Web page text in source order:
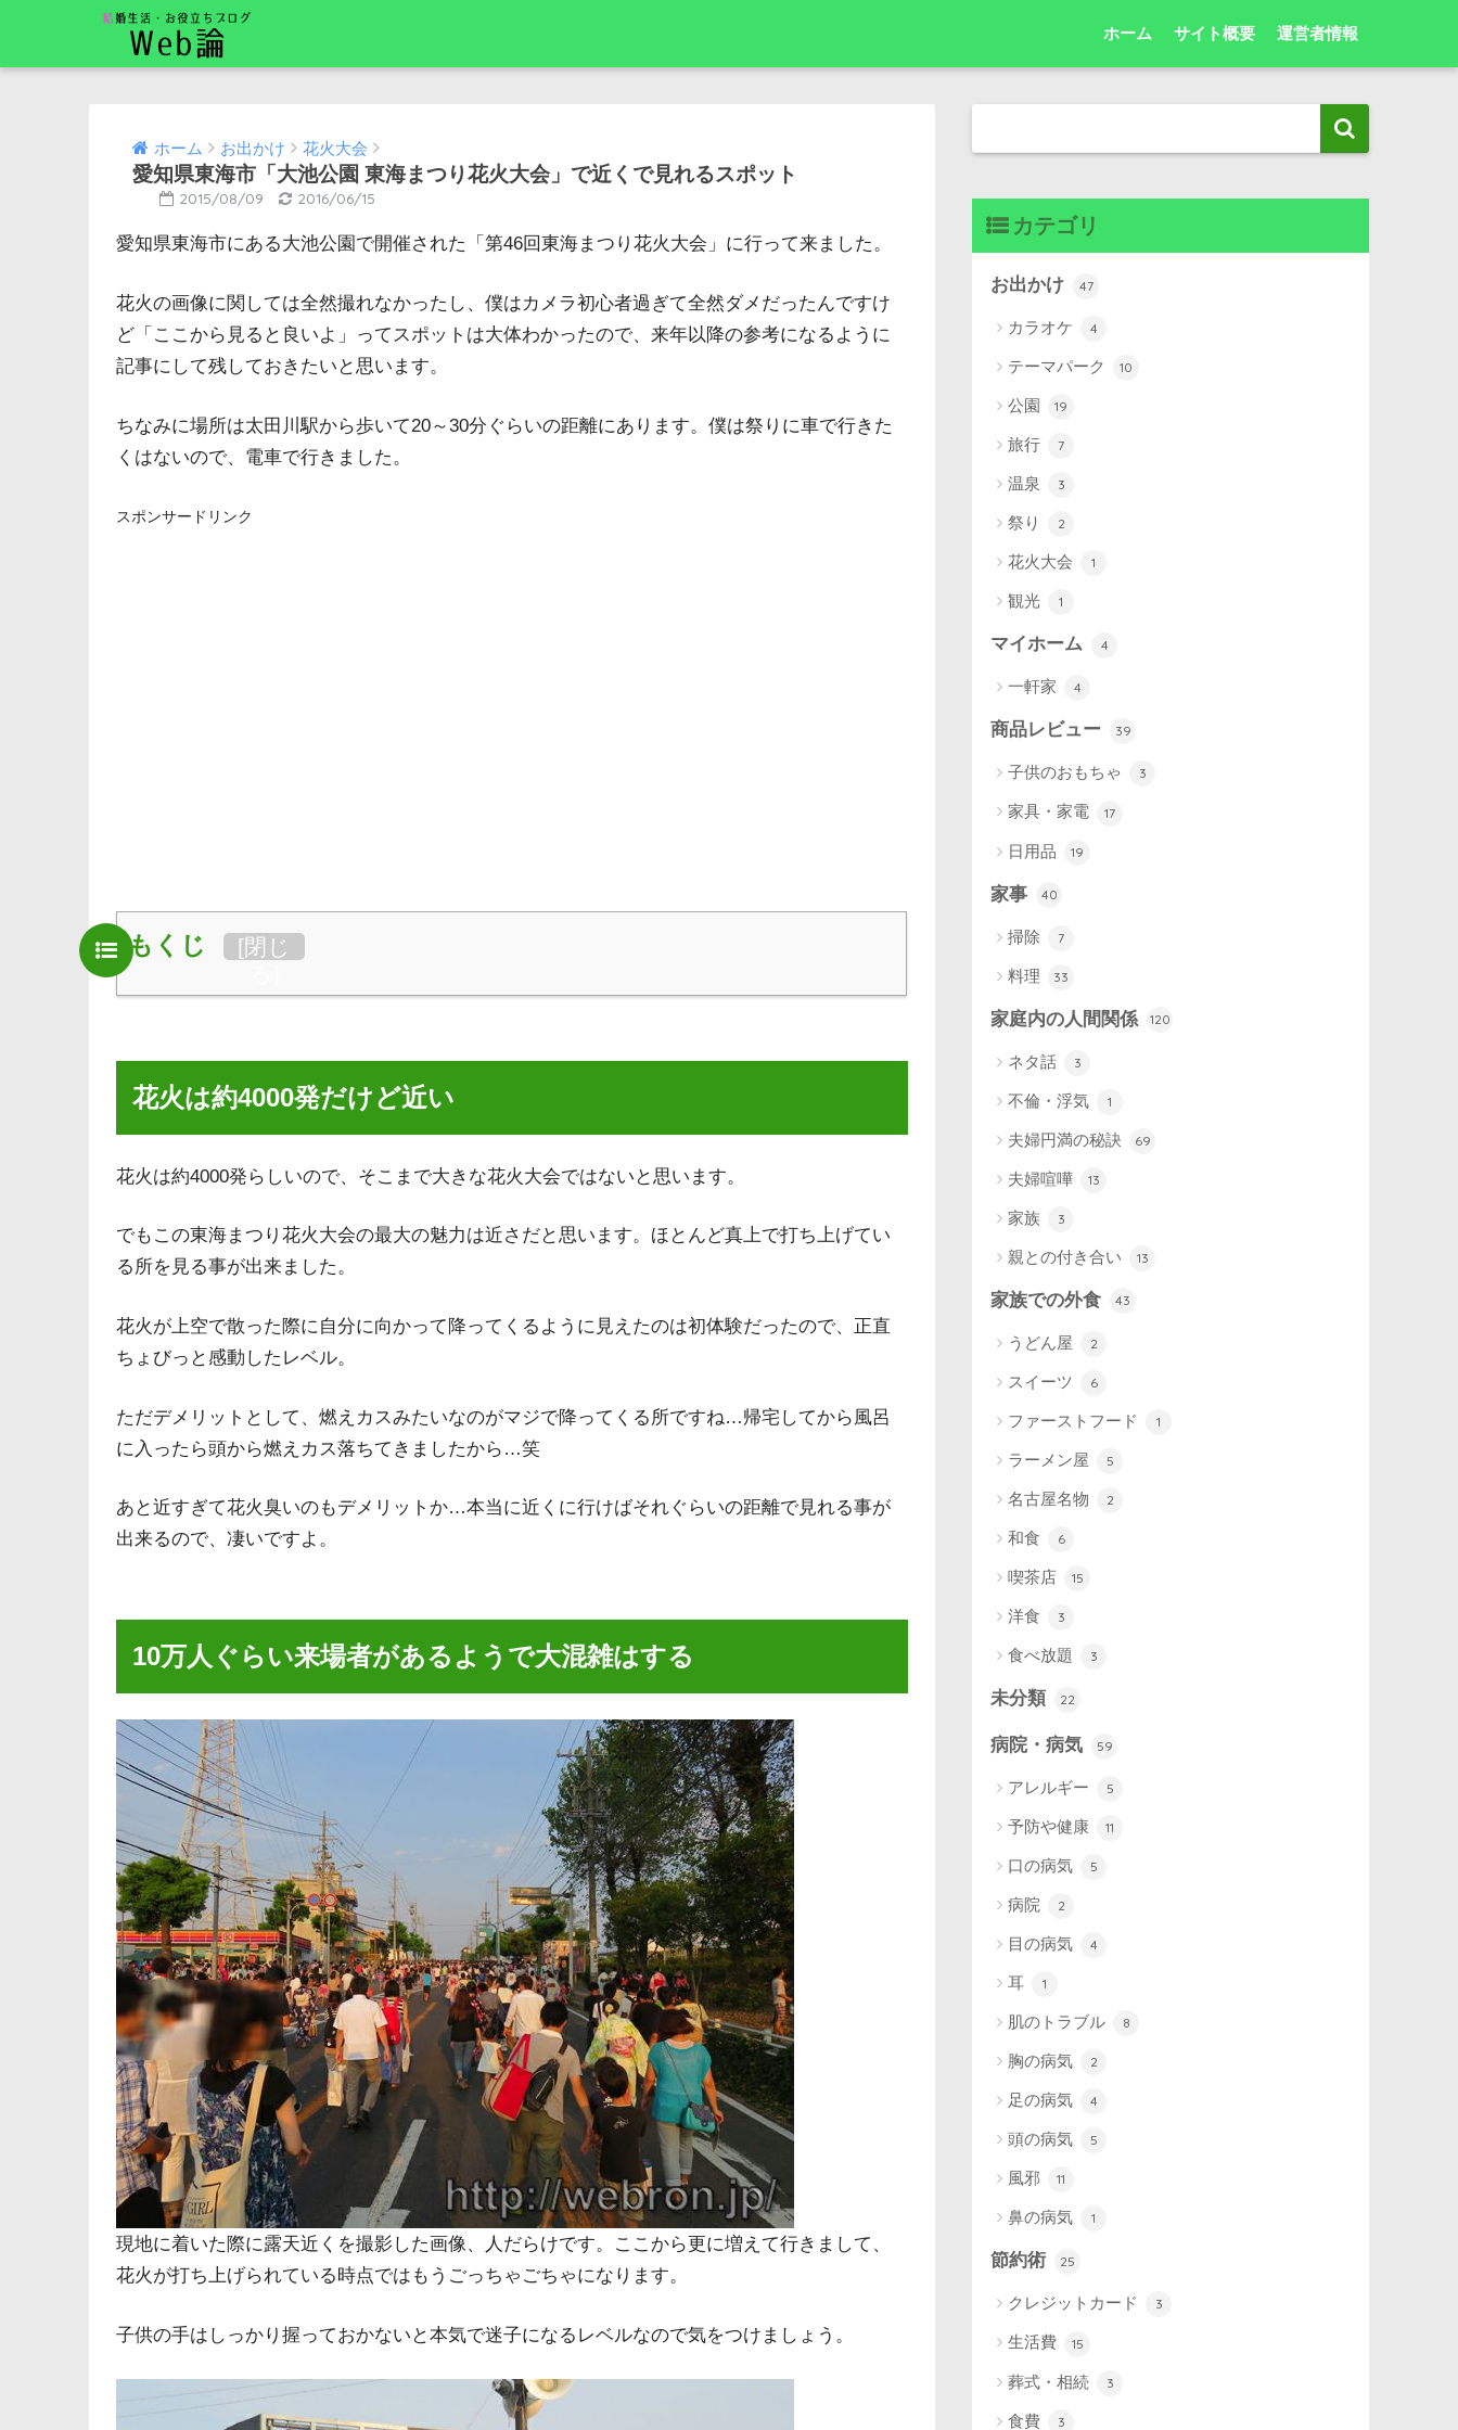
ホーム サイト概要 運営者情報
ホーム お出かけ 花火大会
愛知県東海市「大池公園 東海まつり花火大会」で近くで見れるスポット
2015/08/09 2016/06/15
愛知県東海市にある大池公園で開催された「第46回東海まつり花火大会」に行って来ました。
花火の画像に関しては全然撮れなかったし、僕はカメラ初心者過ぎて全然ダメだったんですけ
ど「ここから見ると良いよ」ってスポットは大体わかったので、来年以降の参考になるように
記事にして残しておきたいと思います。
ちなみに場所は太田川駅から歩いて20～30分ぐらいの距離にあります。僕は祭りに車で行きた
くはないので、電車で行きました。
スポンサードリンク
もくじ [閉じ
花火は約4000発だけど近い
花火は約4000発らしいので、そこまで大きな花火大会ではないと思います。
でもこの東海まつり花火大会の最大の魅力は近さだと思います。ほとんど真上で打ち上げてい
る所を見る事が出来ました。
花火が上空で散った際に自分に向かって降ってくるように見えたのは初体験だったので、正直
ちょびっと感動したレベル。
ただデメリットとして、燃えカスみたいなのがマジで降ってくる所ですね…帰宅してから風呂
に入ったら頭から燃えカス落ちてきましたから…笑
あと近すぎて花火臭いのもデメリットか…本当に近くに行けばそれぐらいの距離で見れる事が
出来るので、凄いですよ。
10万人ぐらい来場者があるようで大混雑はする
現地に着いた際に露天近くを撮影した画像、人だらけです。ここから更に増えて行きまして、
花火が打ち上げられている時点ではもうごっちゃごちゃになります。
子供の手はしっかり握っておかないと本気で迷子になるレベルなので気をつけましょう。
カテゴリ
お出かけ 47
カラオケ 4
テーマパーク 10
公園 19
旅行 7
温泉 3
祭り 2
花火大会 1
観光 1
マイホーム 4
一軒家 4
商品レビュー 39
子供のおもちゃ 3
家具・家電 17
日用品 19
家事 40
掃除 7
料理 33
家庭内の人間関係 120
ネタ話 3
不倫・浮気 1
夫婦円満の秘訣 69
夫婦喧嘩 13
家族 3
親との付き合い 13
家族での外食 43
うどん屋 2
スイーツ 6
ファーストフード 1
ラーメン屋 5
名古屋名物 2
和食 6
喫茶店 15
洋食 3
食べ放題 3
未分類 22
病院・病気 59
アレルギー 5
予防や健康 11
口の病気 5
病院 2
目の病気 4
耳 1
肌のトラブル 8
胸の病気 2
足の病気 4
頭の病気 5
風邪 11
鼻の病気 1
節約術 25
クレジットカード 3
生活費 15
葬式・相続 3
食費 3